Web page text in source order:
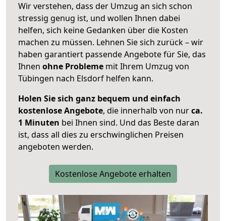
Wir verstehen, dass der Umzug an sich schon
stressig genug ist, und wollen Ihnen dabei
helfen, sich keine Gedanken über die Kosten
machen zu müssen. Lehnen Sie sich zurück – wir
haben garantiert passende Angebote für Sie, das
Ihnen ohne Probleme mit Ihrem Umzug von
Tübingen nach Elsdorf helfen kann.
Holen Sie sich ganz bequem und einfach
kostenlose Angebote, die innerhalb von nurca.
1 Minuten bei Ihnen sind. Und das Beste daran
ist, dass all dies zu erschwinglichen Preisen
angeboten werden.
Kostenlose Angebote erhalten